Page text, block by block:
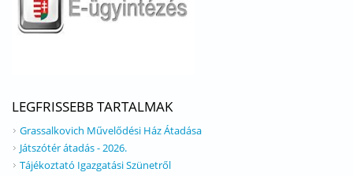
LEGFRISSEBB TARTALMAK
Grassalkovich Művelődési Ház Átadása
Játszótér átadás - 2026.
Tájékoztató Igazgatási Szünetről